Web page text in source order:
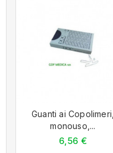
Guanti ai Copolimeri,
monouso,...
6,56 €